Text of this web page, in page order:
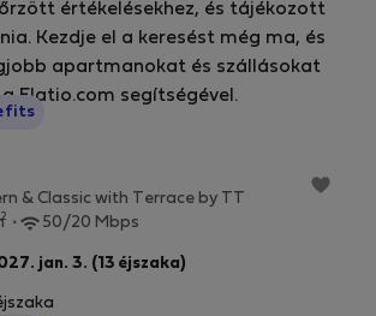
értékelésekhez, és tájékozott
Kezdje el a keresést még ma, és
apartmanokat és szállásokat
Flatio.com segítségével.
& Classic with Terrace by TT
2 50/20 Mbps
jan. 3. (13 éjszaka)